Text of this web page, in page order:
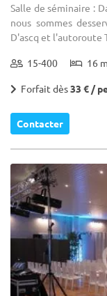
Salle de séminaire :
nous sommes
D'ascq et l'autoroute
15-400 16
Forfait dès33 € /
Contacter